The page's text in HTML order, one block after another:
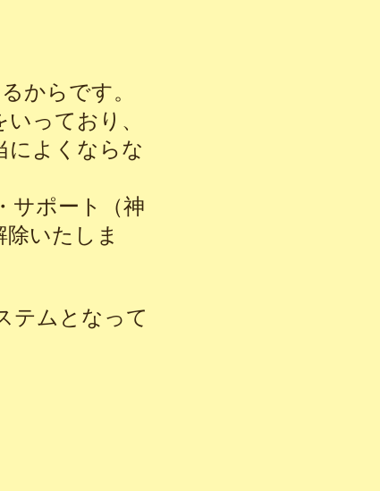
からです。
っており、
によくならな
サポート（神
いたしま
テムとなって